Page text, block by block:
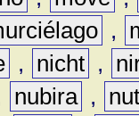
,
, nicht ,
nubira ,